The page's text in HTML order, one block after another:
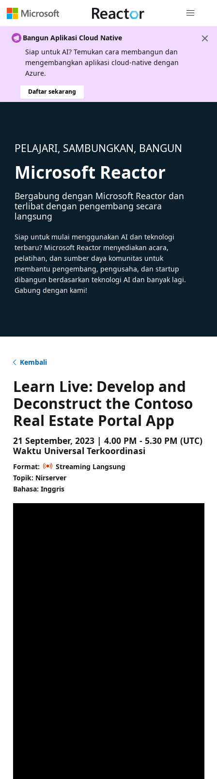
Bangun Aplikasi Cloud Native
Siap untuk AI? Temukan cara membangun dan
mengembangkan aplikasi cloud-native dengan
Azure.
Daftar sekarang
PELAJARI, SAMBUNGKAN, BANGUN
Microsoft Reactor
Bergabung dengan Microsoft Reactor dan
terlibat dengan pengembang secara
langsung
Siap untuk mulai menggunakan AI dan teknologi
terbaru? Microsoft Reactor menyediakan acara,
pelatihan, dan sumber daya komunitas untuk
membantu pengembang, pengusaha, dan startup
dibangun berdasarkan teknologi AI dan banyak lagi.
Gabung dengan kami!
Kembali
Learn Live: Develop and
Deconstruct the Contoso
Real Estate Portal App
21 September, 2023 | 4.00 PM - 5.30 PM (UTC)
Waktu Universal Terkoordinasi
Format:
Streaming Langsung
Topik: Nirserver
Bahasa: Inggris